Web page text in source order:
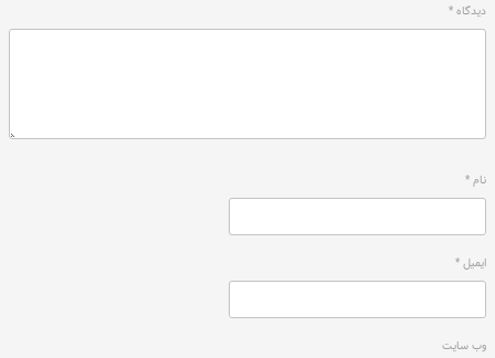
دیدگاه*
نام*
ایمیل*
وب‌ سایت